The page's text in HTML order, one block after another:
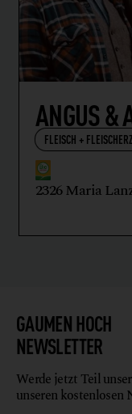
ANGUS &
FLEISCH +
2326 Maria
GAUMEN HOCH
NEWSLETTER
Werde jetzt Teil
unseren kostenlosen